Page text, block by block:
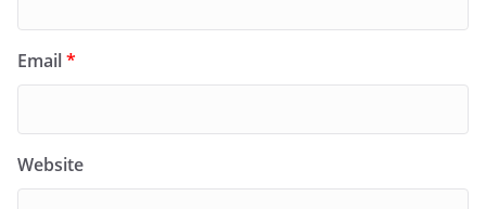
Email*
Website